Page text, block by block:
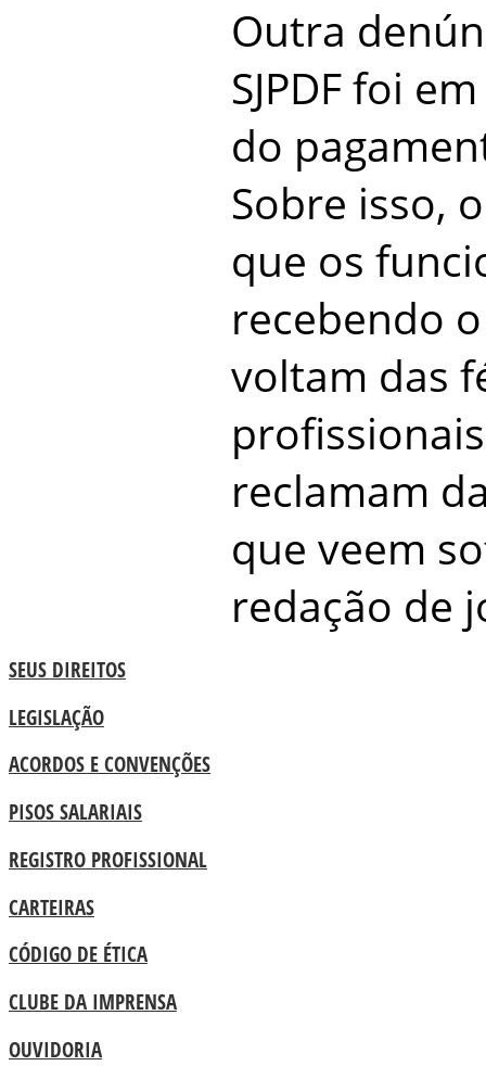
Outra
SJPDF foi
do
Sobre isso,
que os
recebendo
voltam das
reclamam
que veem
redação de
SEUS DIREITOS
LEGISLAÇÃO
ACORDOS E CONVENÇÕES
PISOS SALARIAIS
REGISTRO PROFISSIONAL
CARTEIRAS
CÓDIGO DE ÉTICA
CLUBE DA IMPRENSA
OUVIDORIA